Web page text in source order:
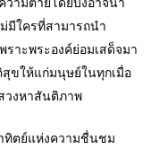
มีใครที่สามารถนำ
ราะพระองค์ย่อมเสด็จมา
ขให้แก่มนุษย์ในทุกเมื่อ
วงหาสันติภาพ
ตย์แห่งความชื่นชม